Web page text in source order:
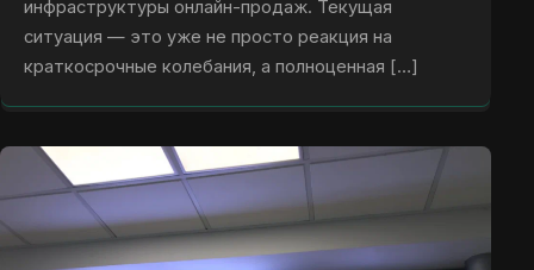
инфраструктуры онлайн-продаж. Текущая
ситуация — это уже не просто реакция на
краткосрочные колебания, а полноценная […]